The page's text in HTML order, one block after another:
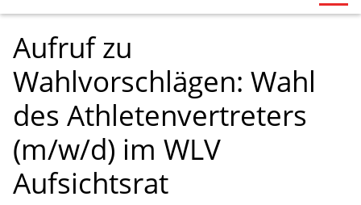
Aufruf zu
Wahlvorschlägen: Wahl
des Athletenvertreters
(m/w/d) im WLV
Aufsichtsrat